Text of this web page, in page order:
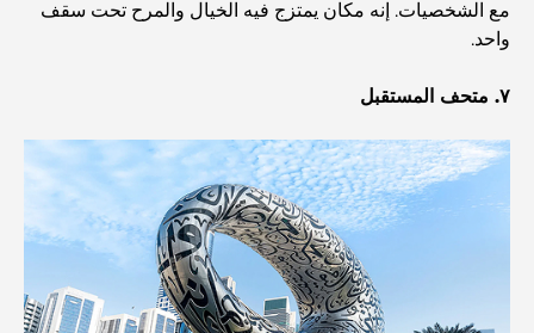
مستشفى في مركز دبي المالي العالمي: رعاية طبية عالمية
صالات رياضية في مركز دبي المالي العالمي: حيث يلتقي اللياقة
أندر سيارة في العالم: أساطير السيارات التي لا تُقدر بثمن
منصات التداول في الإمارات العربية المتحدة: دليل للمستثمرين
مع الشخصيات. إنه مكان يمتزج فيه الخيال والمرح تحت سقف
واحد.
٧. متحف المستقبل